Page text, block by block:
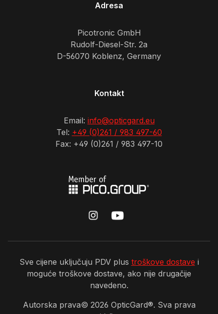
Adresa
Picotronic GmbH
Rudolf-Diesel-Str. 2a
D-56070 Koblenz, Germany
Kontakt
Email: info@opticgard.eu
Tel: +49 (0)261 / 983 497-60
Fax: +49 (0)261 / 983 497-10
Sve cijene uključuju PDV plus troškove dostave i
moguće troškove dostave, ako nije drugačije
navedeno.
Autorska prava© 2026 OpticGard®. Sva prava